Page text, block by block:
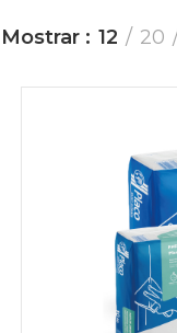
Mostrar 12 20